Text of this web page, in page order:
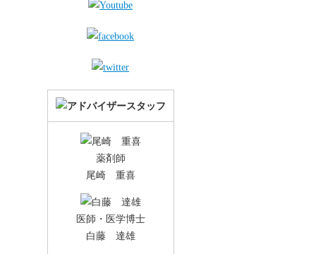
薬剤師
尾崎 重喜
医師・医学博士
白藤 達雄